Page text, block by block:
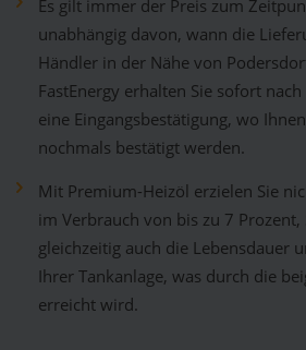
Es gilt immer der Preis zum
unabhängig davon, wann die
Händler in der Nähe von
FastEnergy erhalten Sie sofort
eine Eingangsbestätigung, wo
nochmals bestätigt werden.
Mit Premium-Heizöl erzielen Sie
im Verbrauch von bis zu 7 Prozent,
gleichzeitig auch die Lebensdauer
Ihrer Tankanlage, was durch die
erreicht wird.